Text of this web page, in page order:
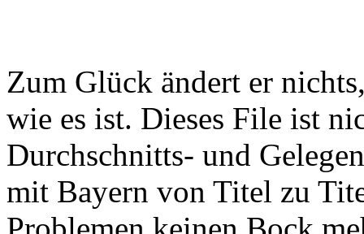
Zum Glück ändert er
wie es ist. Dieses File ist
Durchschnitts- und
mit Bayern von Titel zu